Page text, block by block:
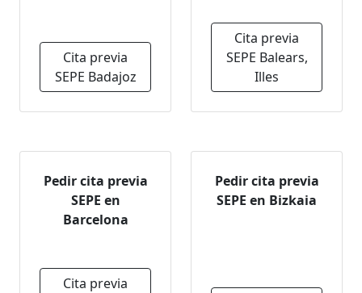
Cita previa
SEPE Badajoz
Cita previa
SEPE Balears,
Illes
Pedir cita previa
SEPE en
Barcelona
Cita previa
Pedir cita previa
SEPE en Bizkaia